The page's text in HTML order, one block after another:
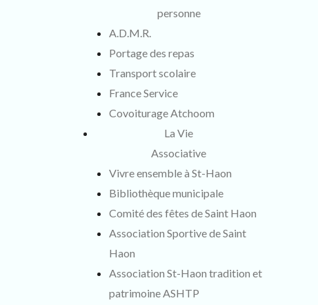
personne
A.D.M.R.
Portage des repas
Transport scolaire
France Service
Covoiturage Atchoom
La Vie
Associative
Vivre ensemble à St-Haon
Bibliothèque municipale
Comité des fêtes de Saint Haon
Association Sportive de Saint
Haon
Association St-Haon tradition et
patrimoine ASHTP